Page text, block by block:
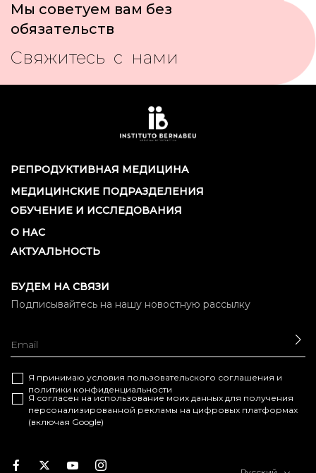
Мы советуем вам без
обязательств
Свяжитесь с нами
РЕПРОДУКТИВНАЯ МЕДИЦИНА
МЕДИЦИНСКИЕ ПОДРАЗДЕЛЕНИЯ
ОБУЧЕНИЕ И ИССЛЕДОВАНИЯ
О НАС
АКТУАЛЬНОСТЬ
БУДЕМ НА СВЯЗИ
Подписывайтесь на нашу новостную рассылку
Я принимаю условия пользовательского соглашения и
политики конфиденциальности
Я согласен на использование моих данных для получения
персонализированной рекламы на цифровых платформах
(включая Google)
Facebook
TwitterYoutubeInstagram